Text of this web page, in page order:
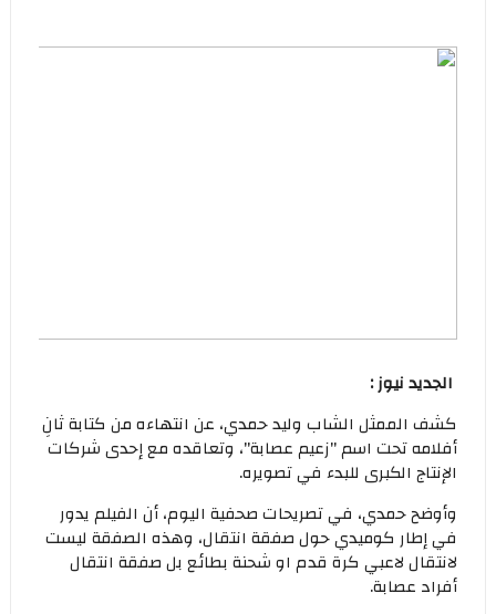
الجديد نيوز :
كشف الممثل الشاب وليد حمدي، عن انتهاءه من كتابة ثانِ
أفلامه تحت اسم "زعيم عصابة"، وتعاقده مع إحدى شركات
الإنتاج الكبرى للبدء في تصويره.
وأوضح حمدي، في تصريحات صحفية اليوم، أن الفيلم يدور
في إطار كوميدي حول صفقة انتقال، وهذه الصفقة ليست
لانتقال لاعبي كرة قدم او شحنة بطائع بل صفقة انتقال
أفراد عصابة.